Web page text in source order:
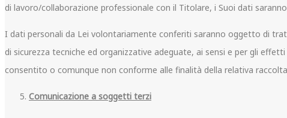
di lavoro/collaborazione professionale con il Titolare, i Suoi dati
I dati personali da Lei volontariamente conferiti saranno oggetto di
di sicurezza tecniche ed organizzative adeguate, ai sensi e per gli
consentito o comunque non conforme alle finalità della relativa
Comunicazione a soggetti terzi